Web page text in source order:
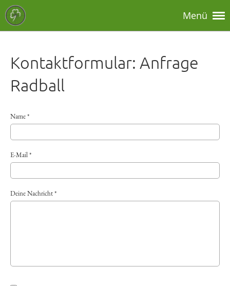
Menü
Kontaktformular: Anfrage
Radball
Name *
E-Mail *
Deine Nachricht *